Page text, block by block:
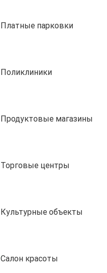
Платные парковки
Поликлиники
Продуктовые магазины
Торговые центры
Культурные объекты
Салон красоты